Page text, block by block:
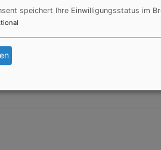
speichert Ihre Einwilligungsstatus im